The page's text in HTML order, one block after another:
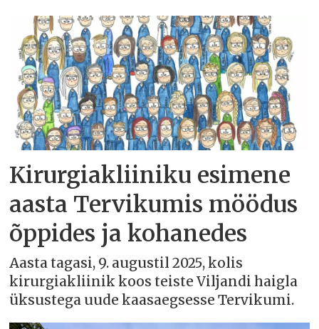
Kirurgiakliiniku esimene
aasta Tervikumis möödus
õppides ja kohanedes
Aasta tagasi, 9. augustil 2025, kolis
kirurgiakliinik koos teiste Viljandi haigla
üksustega uude kaasaegsesse Tervikumi.